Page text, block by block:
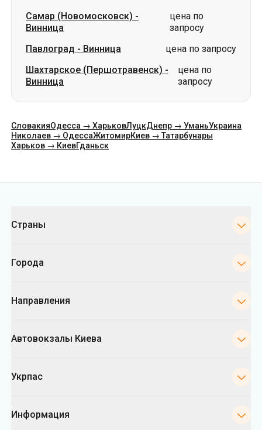
Самар (Новомосковск) -
Винница
цена по
запросу
Павлоград - Винница
цена по запросу
Шахтарское (Першотравенск) -
Винница
цена по
запросу
СловакияОдесса → ХарьковЛуцкДнепр → УманьУкраина
Николаев → ОдессаЖитомирКиев → Татарбунары
Харьков → КиевГданьск
Страны
Города
Направления
Автовокзалы Киева
Укрпас
Информация